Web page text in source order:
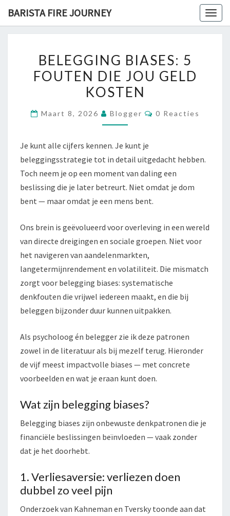
content
BARISTA FIRE JOURNEY
BIASES:
5
FOUTEN
JOU
KOSTEN
BELEGGING BIASES: 5
FOUTEN DIE JOU GELD
KOSTEN
Maart 8, 2026 Blogger Reacties
0 Reacties
Je kunt alle cijfers kennen. Je kunt je
beleggingsstrategie tot in detail uitgedacht hebben.
Toch neem je op een moment van daling een
beslissing die je later betreurt. Niet omdat je dom
bent — maar omdat je een mens bent.
Ons brein is geëvolueerd voor overleving in een wereld
van directe dreigingen en sociale groepen. Niet voor
het navigeren van aandelenmarkten,
langetermijnrendement en volatiliteit. Die mismatch
zorgt voor belegging biases: systematische
denkfouten die vrijwel iedereen maakt, en die bij
beleggen bijzonder duur kunnen uitpakken.
Als psycholoog én belegger zie ik deze patronen
zowel in de literatuur als bij mezelf terug. Hieronder
de vijf meest impactvolle biases — met concrete
voorbeelden en wat je eraan kunt doen.
Wat zijn belegging biases?
Belegging biases zijn onbewuste denkpatronen die je
financiële beslissingen beïnvloeden — vaak zonder
dat je het doorhebt.
1. Verliesaversie: verliezen doen
dubbel zo veel pijn
Onderzoek van Kahneman en Tversky toonde aan dat